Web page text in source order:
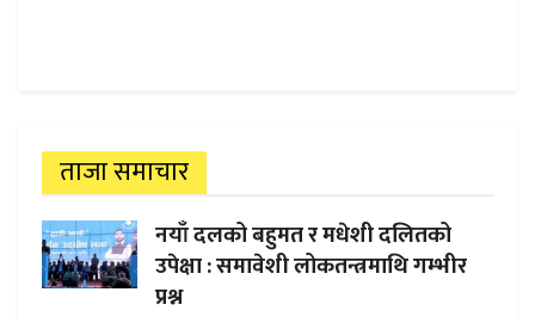
ताजा समाचार
नयाँ दलको बहुमत र मधेशी दलितको
उपेक्षा : समावेशी लोकतन्त्रमाथि गम्भीर
प्रश्न